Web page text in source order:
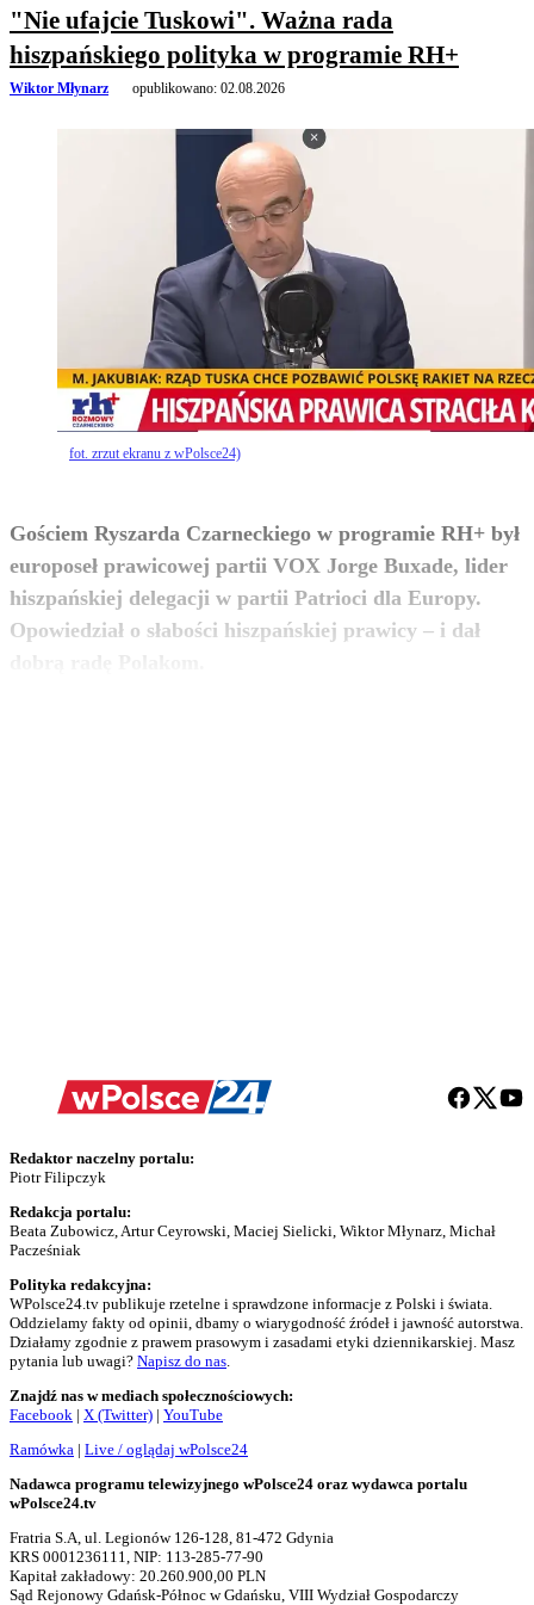
"Nie ufajcie Tuskowi". Ważna rada
hiszpańskiego polityka w programie RH+
Wiktor Młynarz opublikowano: 02.08.2026
fot. zrzut ekranu z wPolsce24)
Gościem Ryszarda Czarneckiego w programie RH+ był
europoseł prawicowej partii VOX Jorge Buxade, lider
hiszpańskiej delegacji w partii Patrioci dla Europy.
Opowiedział o słabości hiszpańskiej prawicy – i dał
zobacz więcej
Redaktor naczelny portalu:
Piotr Filipczyk
Redakcja portalu:
Beata Zubowicz, Artur Ceyrowski, Maciej Sielicki, Wiktor Młynarz, Michał
Pacześniak
Polityka redakcyjna:
WPolsce24.tv publikuje rzetelne i sprawdzone informacje z Polski i świata.
Oddzielamy fakty od opinii, dbamy o wiarygodność źródeł i jawność autorstwa.
Działamy zgodnie z prawem prasowym i zasadami etyki dziennikarskiej. Masz
pytania lub uwagi? Napisz do nas
Znajdź nas w mediach społecznościowych:
Facebook | X (Twitter) | YouTube
Ramówka | Live / oglądaj wPolsce24
Nadawca programu telewizyjnego wPolsce24 oraz wydawca portalu
wPolsce24.tv
Fratria S.A, ul. Legionów 126-128, 81-472 Gdynia
KRS 0001236111, NIP: 113-285-77-90
Kapitał zakładowy: 20.260.900,00 PLN
Sąd Rejonowy Gdańsk-Północ w Gdańsku, VIII Wydział Gospodarczy